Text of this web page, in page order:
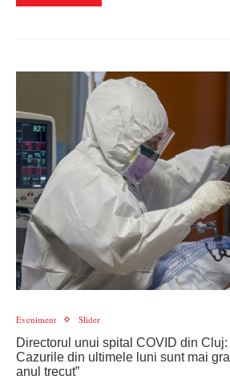
Eveniment Slider
Directorul unui spital COVID din Cluj:
Cazurile din ultimele luni sunt mai
anul trecut”